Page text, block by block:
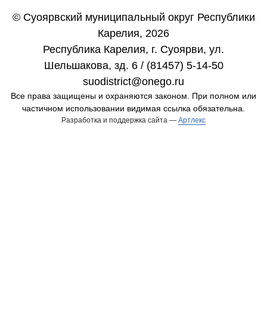
© Суоярвский муниципальный округ Республики
Карелия, 2026
Республика Карелия, г. Cуоярви, ул.
Шельшакова, зд. 6 / (81457) 5-14-50
suodistrict@onego.ru
Все права защищены и охраняются законом. При полном или
частичном использовании видимая ссылка обязательна.
Разработка и поддержка сайта — Артлекс